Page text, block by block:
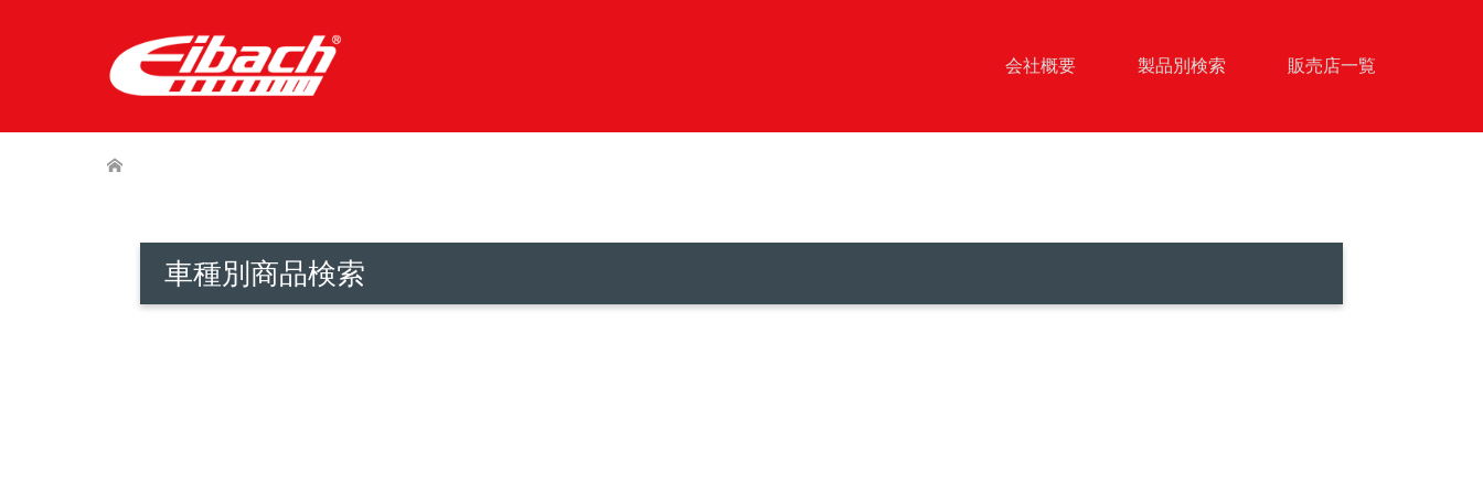
会社概要 製品別検索 販売店一覧
車種別商品検索